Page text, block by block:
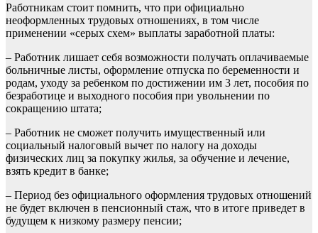
Работникам стоит помнить, что при официально
неоформленных трудовых отношениях, в том числе
применении «серых схем» выплаты заработной платы:
– Работник лишает себя возможности получать оплачиваемые
больничные листы, оформление отпуска по беременности и
родам, уходу за ребенком по достижении им 3 лет, пособия по
безработице и выходного пособия при увольнении по
сокращению штата;
– Работник не сможет получить имущественный или
социальный налоговый вычет по налогу на доходы
физических лиц за покупку жилья, за обучение и лечение,
взять кредит в банке;
– Период без официального оформления трудовых отношений
не будет включен в пенсионный стаж, что в итоге приведет в
будущем к низкому размеру пенсии;